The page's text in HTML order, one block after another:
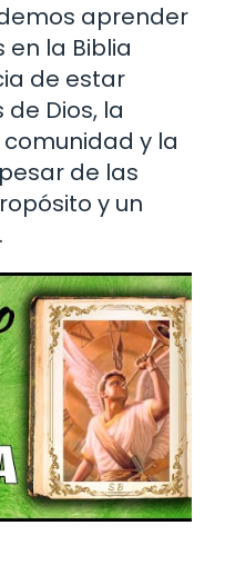
aprender
la Biblia
de estar
Dios, la
y la
de las
y un